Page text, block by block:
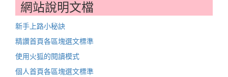
網站說明文檔
新手上路小秘訣
精讚首頁各區塊選文標準
使用火狐的閱讀模式
個人首頁各區塊選文標準